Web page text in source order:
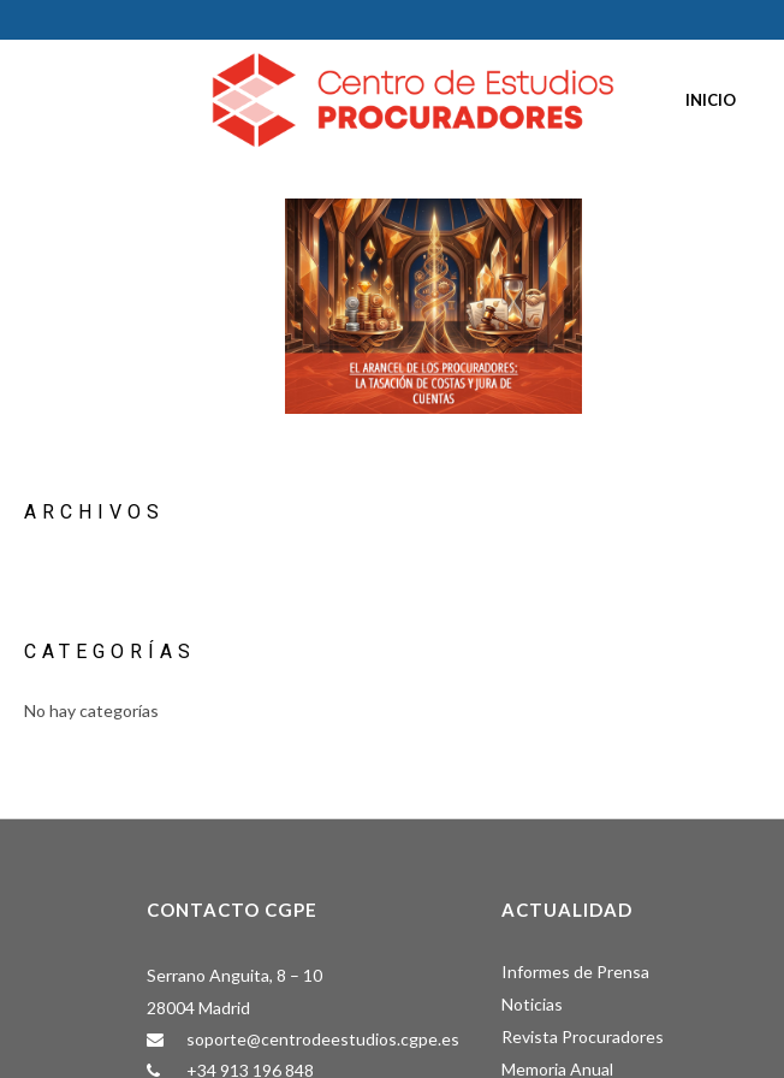
INICIO
ARCHIVOS
CATEGORÍAS
No hay categorías
CONTACTO CGPE
Serrano Anguita, 8 – 10
28004 Madrid
soporte@centrodeestudios.cgpe.es
+34 913 196 848
ACTUALIDAD
Informes de Prensa
Noticias
Revista Procuradores
Memoria Anual